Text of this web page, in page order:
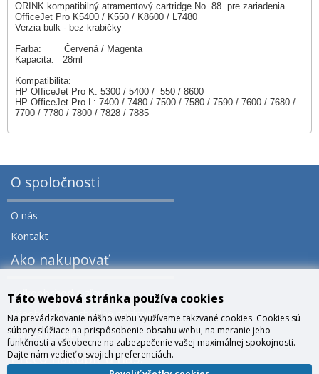
ORINK kompatibilný atramentový cartridge No. 88 pre zariadenia
OfficeJet Pro K5400 / K550 / K8600 / L7480
Verzia bulk - bez krabičky
Farba: Červená / Magenta
Kapacita: 28ml
Kompatibilita:
HP OfficeJet Pro K: 5300 / 5400 / 550 / 8600
HP OfficeJet Pro L: 7400 / 7480 / 7500 / 7580 / 7590 / 7600 / 7680 /
7700 / 7780 / 7800 / 7828 / 7885
O spoločnosti
O nás
Kontakt
Ako nakupovať
Veľkoobchod a zľavy
Všeobecné obchodné podmienky
Správa cookies
Prečo nakúpiť u nás?
Táto webová stránka používa cookies
Na prevádzkovanie nášho webu využívame takzvané cookies. Cookies sú
súbory slúžiace na prispôsobenie obsahu webu, na meranie jeho
funkčnosti a všeobecne na zabezpečenie vašej maximálnej spokojnosti.
Dajte nám vedieť o svojich preferenciách.